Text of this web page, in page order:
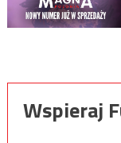
Wspieraj